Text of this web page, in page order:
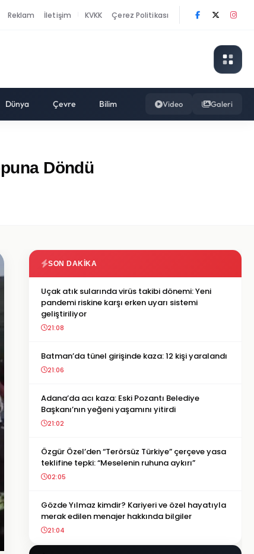
Reklam İletişim KVKK Çerez Politikası
Dünya Çevre Bilim Video Galeri
Döndü
SON DAKIKA
Uçak atık sularında virüs takibi dönemi: Yeni
pandemi riskine karşı erken uyarı sistemi
geliştiriliyor
21:08
Batman’da tünel girişinde kaza: 12 kişi yaralandı
21:06
Adana’da acı kaza: Eski Pozantı Belediye
Başkanı’nın yeğeni yaşamını yitirdi
21:02
Özgür Özel’den “Terörsüz Türkiye” çerçeve yasa
teklifine tepki: “Meselenin ruhuna aykırı”
02:05
Gözde Yılmaz kimdir? Kariyeri ve özel hayatıyla
merak edilen menajer hakkında bilgiler
21:04